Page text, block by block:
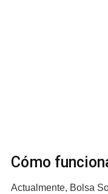
Cómo
Actualmente, Bolsa